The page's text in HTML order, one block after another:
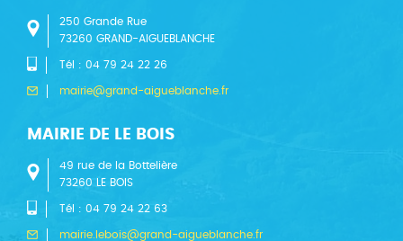
250 Grande Rue
73260 GRAND-AIGUEBLANCHE
Tél : 04 79 24 22 26
mairie@grand-aigueblanche.fr
MAIRIE DE LE BOIS
49 rue de la Bottelière
73260 LE BOIS
Tél : 04 79 24 22 63
mairie.lebois@grand-aigueblanche.fr